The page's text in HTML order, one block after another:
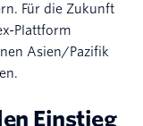
Für die Zukunft
Plattform
Asien/Pazifik
Einstieg